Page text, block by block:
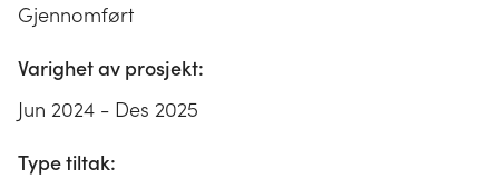
Gjennomført
Varighet av prosjekt:
Jun 2024 - Des 2025
Type tiltak: